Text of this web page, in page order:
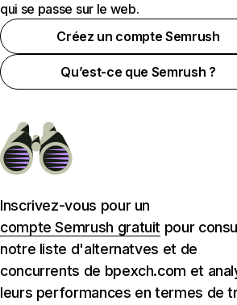
qui se passe sur le web.
Créez un compte Semrush
Qu’est-ce que Semrush ?
Inscrivez-vous pour un
compte Semrush gratuit pour
notre liste d'alternatves et de
concurrents de bpexch.com et
leurs performances en termes de